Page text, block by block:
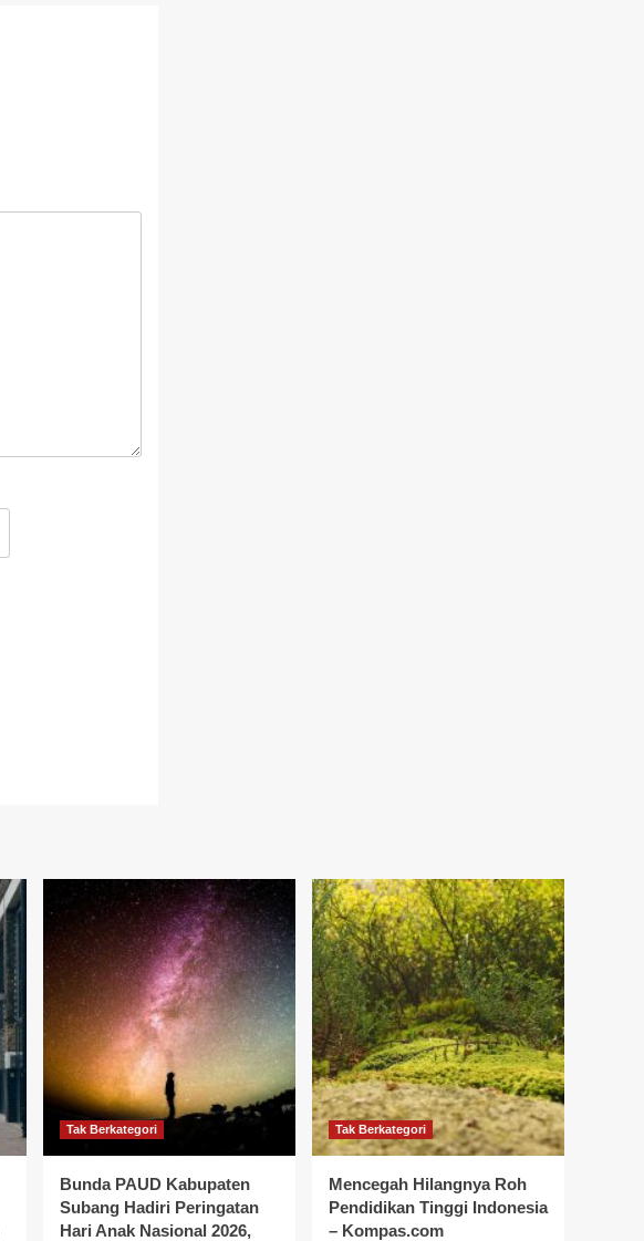
Tak Berkategori
Bunda PAUD Kabupaten
Subang Hadiri Peringatan
Hari Anak Nasional 2026,
Tak Berkategori
Mencegah Hilangnya Roh
Pendidikan Tinggi Indonesia
– Kompas.com